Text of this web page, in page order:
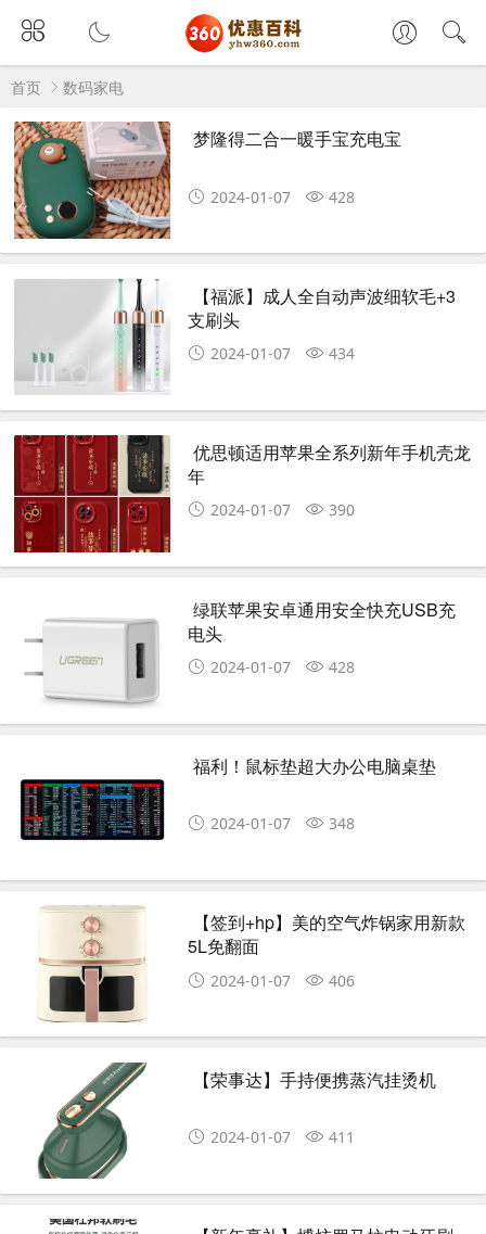
首页 数码家电
梦隆得二合一暖手宝充电宝
2024-01-07 428
【福派】成人全自动声波细软毛+3
支刷头
2024-01-07 434
优思顿适用苹果全系列新年手机壳龙
年
2024-01-07 390
绿联苹果安卓通用安全快充USB充
电头
2024-01-07 428
福利！鼠标垫超大办公电脑桌垫
2024-01-07 348
【签到+hp】美的空气炸锅家用新款
5L免翻面
2024-01-07 406
【荣事达】手持便携蒸汽挂烫机
2024-01-07 411